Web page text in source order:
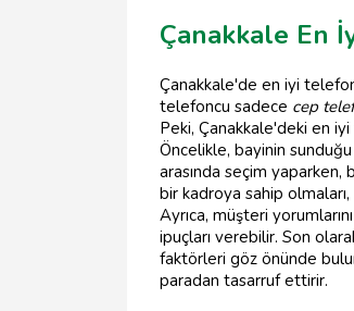
Çanakkale En
Çanakkale'de en iyi
telefoncu sadece cep
Peki, Çanakkale'deki en
Öncelikle, bayinin
arasında seçim yaparken,
bir kadroya sahip
Ayrıca, müşteri
ipuçları verebilir. Son
faktörleri göz önünde
paradan tasarruf ettirir.